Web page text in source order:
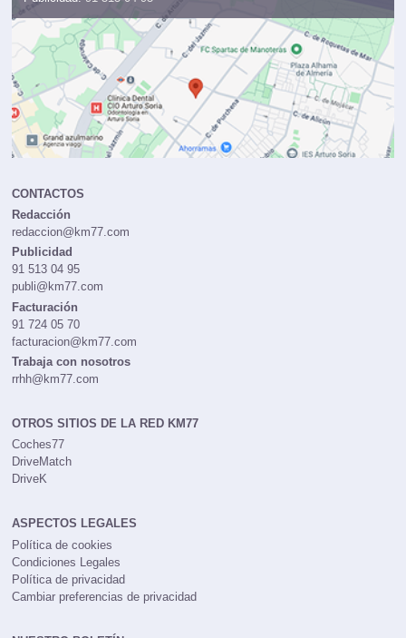
CONTACTOS
Redacción
redaccion@km77.com
Publicidad
91 513 04 95
publi@km77.com
Facturación
91 724 05 70
facturacion@km77.com
Trabaja con nosotros
rrhh@km77.com
OTROS SITIOS DE LA RED KM77
Coches77
DriveMatch
DriveK
ASPECTOS LEGALES
Política de cookies
Condiciones Legales
Política de privacidad
Cambiar preferencias de privacidad